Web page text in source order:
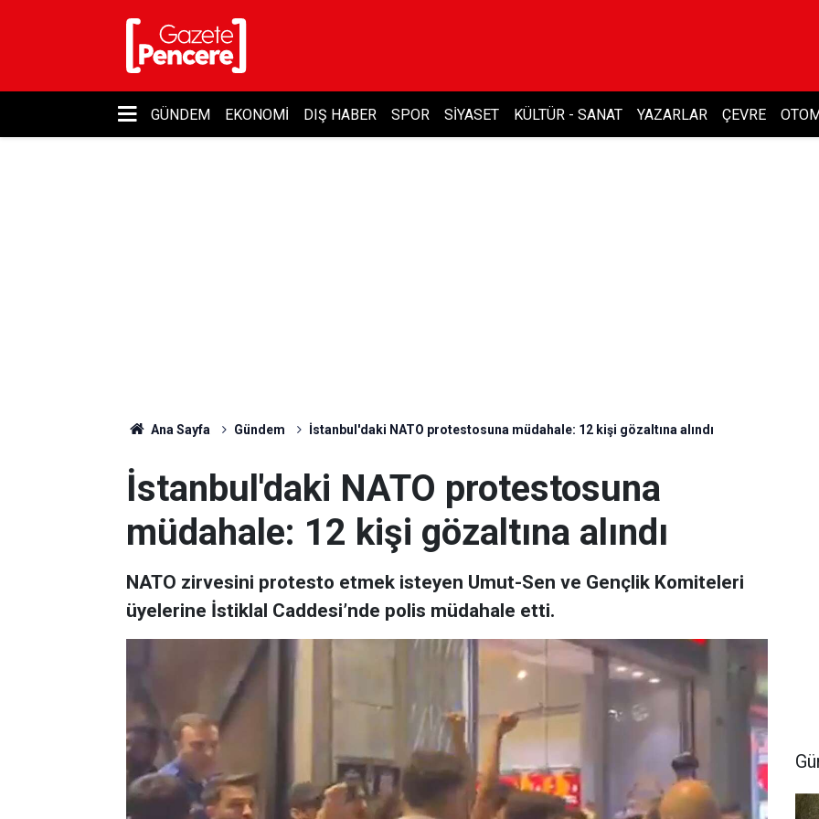
GÜNDEM EKONOMI DIŞ HABER SPOR SIYASET KÜLTÜR - SANAT YAZARLAR ÇEVRE
Ana Sayfa Gündem İstanbul'daki NATO protestosuna müdahale: 12 kişi gözaltına alındı
İstanbul'daki NATO protestosuna
müdahale: 12 kişi gözaltına alındı
NATO zirvesini protesto etmek isteyen Umut-Sen ve Gençlik Komiteleri
üyelerine İstiklal Caddesi’nde polis müdahale etti.